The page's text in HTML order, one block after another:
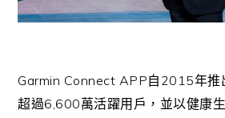
Garmin Connect APP自 2015年推
超過6,600萬活躍用戶，並以健康